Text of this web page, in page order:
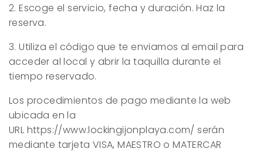
2. Escoge el servicio, fecha y duración. Haz la
reserva.
3. Utiliza el código que te enviamos al email para
acceder al local y abrir la taquilla durante el
tiempo reservado.
Los procedimientos de pago mediante la web
ubicada en la
URL https://www.lockingijonplaya.com/ serán
mediante tarjeta VISA, MAESTRO o MATERCAR